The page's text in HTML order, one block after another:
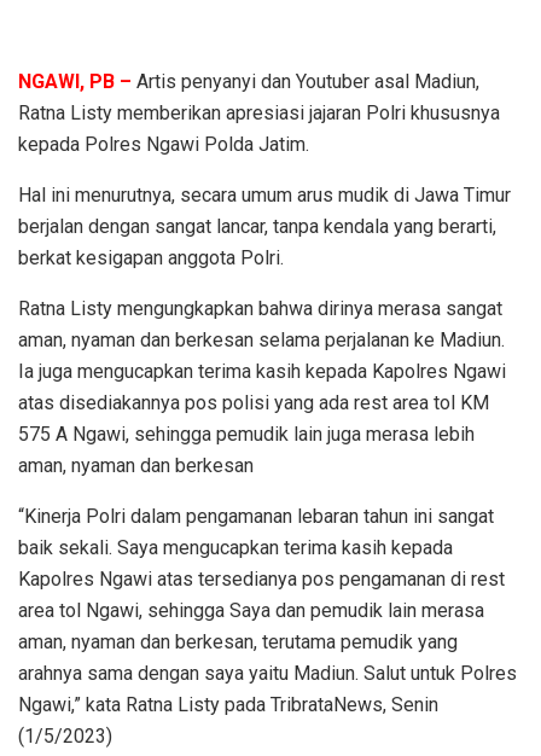
NGAWI, PB – Artis penyanyi dan Youtuber asal Madiun,
Ratna Listy memberikan apresiasi jajaran Polri khususnya
kepada Polres Ngawi Polda Jatim.
Hal ini menurutnya, secara umum arus mudik di Jawa Timur
berjalan dengan sangat lancar, tanpa kendala yang berarti,
berkat kesigapan anggota Polri.
Ratna Listy mengungkapkan bahwa dirinya merasa sangat
aman, nyaman dan berkesan selama perjalanan ke Madiun.
Ia juga mengucapkan terima kasih kepada Kapolres Ngawi
atas disediakannya pos polisi yang ada rest area tol KM
575 A Ngawi, sehingga pemudik lain juga merasa lebih
aman, nyaman dan berkesan
“Kinerja Polri dalam pengamanan lebaran tahun ini sangat
baik sekali. Saya mengucapkan terima kasih kepada
Kapolres Ngawi atas tersedianya pos pengamanan di rest
area tol Ngawi, sehingga Saya dan pemudik lain merasa
aman, nyaman dan berkesan, terutama pemudik yang
arahnya sama dengan saya yaitu Madiun. Salut untuk Polres
Ngawi,” kata Ratna Listy pada TribrataNews, Senin
(1/5/2023)